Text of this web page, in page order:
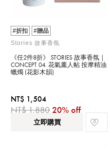
#折扣
#贈品
Stories 故事香氛
《任2件8折》 STORIES 故事香氛｜
CONCEPT 04. 花氣薰人帖 按摩精油
蠟燭 (花影木韻)
NT$ 1,504
NT$ 1,880 20% off
立即購買